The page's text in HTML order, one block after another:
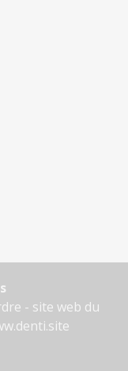
- site web du